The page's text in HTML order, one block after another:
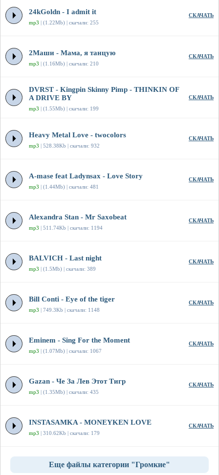
24kGoldn - I admit it
mp3 | (1.22Mb) | скачали: 255
СКАЧАТЬ
2Маши - Мама, я танцую
mp3 | (1.16Mb) | скачали: 210
СКАЧАТЬ
DVRST - Kingpin Skinny Pimp - THINKIN OF
A DRIVE BY
mp3 | (1.55Mb) | скачали: 199
СКАЧАТЬ
Heavy Metal Love - twocolors
mp3 | 528.38Kb | скачали: 932
СКАЧАТЬ
A-mase feat Ladynsax - Love Story
mp3 | (1.44Mb) | скачали: 481
СКАЧАТЬ
Alexandra Stan - Mr Saxobeat
mp3 | 511.74Kb | скачали: 1194
СКАЧАТЬ
BALVICH - Last night
mp3 | (1.5Mb) | скачали: 389
СКАЧАТЬ
Bill Conti - Eye of the tiger
mp3 | 749.3Kb | скачали: 1148
СКАЧАТЬ
Eminem - Sing For the Moment
mp3 | (1.07Mb) | скачали: 1067
СКАЧАТЬ
Gazan - Че За Лев Этот Тигр
mp3 | (1.35Mb) | скачали: 435
СКАЧАТЬ
INSTASAMKA - MONEYKEN LOVE
mp3 | 310.62Kb | скачали: 179
СКАЧАТЬ
Еще файлы категории "Громкие"